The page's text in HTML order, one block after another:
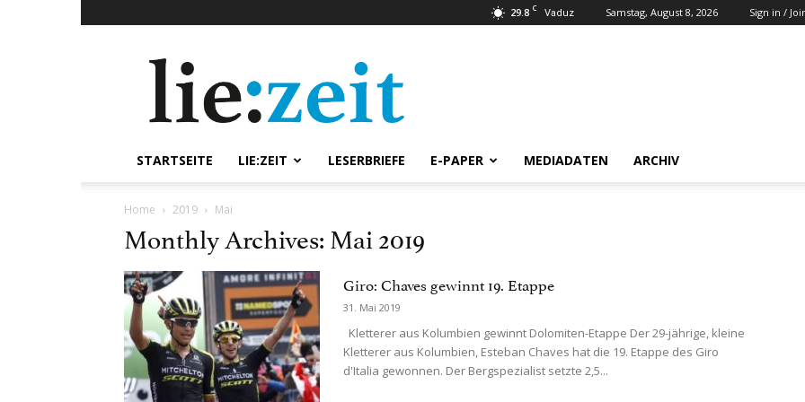
29.8 C Vaduz Samstag, August 8, 2026 Sign in /
STARTSEITE LIE:ZEIT LESERBRIEFE E-PAPER MEDIADATEN ARCHIV
Home 2019 Mai
Monthly Archives: Mai 2019
Giro: Chaves gewinnt 19. Etappe
31. Mai 2019
Kletterer aus Kolumbien gewinnt Dolomiten-Etappe Der 29-jährige, kleine
Kletterer aus Kolumbien, Esteban Chaves hat die 19. Etappe des Giro
d'Italia gewonnen. Der Bergspezialist setzte 2,5...